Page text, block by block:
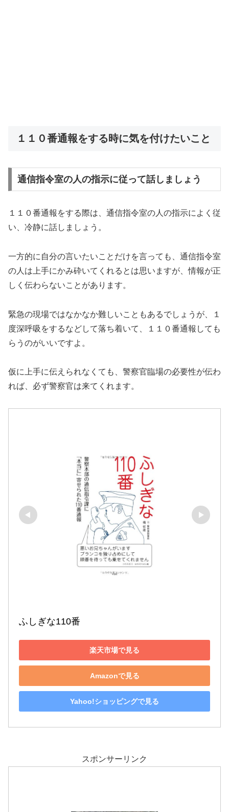
１１０番通報をする時に気を付けたいこと
通信指令室の人の指示に従って話しましょう
１１０番通報をする際は、通信指令室の人の指示によく従
い、冷静に話しましょう。
一方的に自分の言いたいことだけを言っても、通信指令室
の人は上手にかみ砕いてくれるとは思いますが、情報が正
しく伝わらないことがあります。
緊急の現場ではなかなか難しいこともあるでしょうが、１
度深呼吸をするなどして落ち着いて、１１０番通報しても
らうのがいいですよ。
仮に上手に伝えられなくても、警察官臨場の必要性が伝わ
れば、必ず警察官は来てくれます。
ふしぎな110番
楽天市場で見る
Amazonで見る
Yahoo!ショッピングで見る
スポンサーリンク